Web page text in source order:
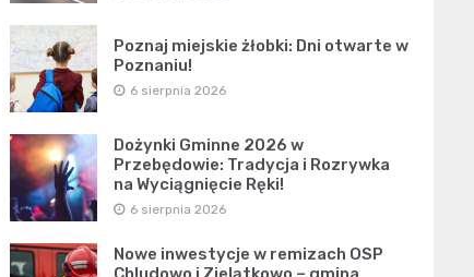
Poznaj miejskie żłobki: Dni otwarte w
Poznaniu!
6 sierpnia 2026
Dożynki Gminne 2026 w
Przebędowie: Tradycja i Rozrywka
na Wyciągnięcie Ręki!
6 sierpnia 2026
Nowe inwestycje w remizach OSP